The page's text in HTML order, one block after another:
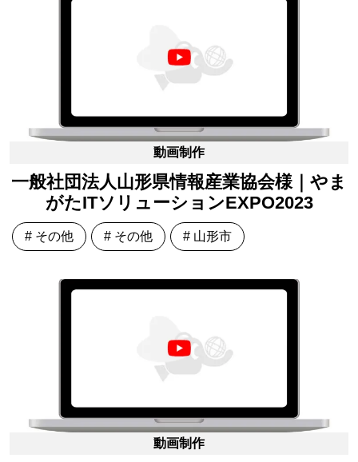
動画制作
一般社団法人山形県情報産業協会様｜やま
がたITソリューションEXPO2023
# その他 # その他 # 山形市
動画制作